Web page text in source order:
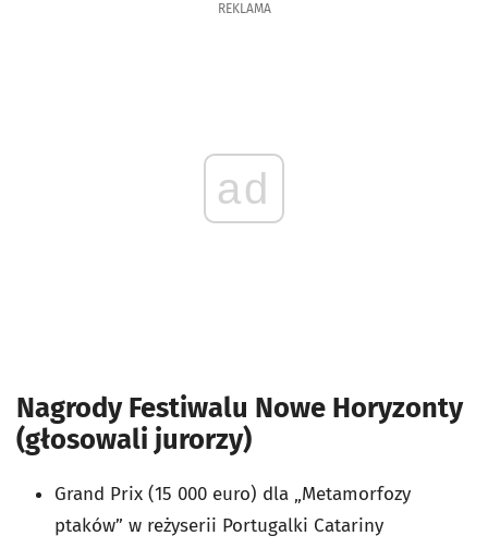
REKLAMA
ad
Nagrody Festiwalu Nowe Horyzonty
(głosowali jurorzy)
Grand Prix (15 000 euro) dla „Metamorfozy
ptaków” w reżyserii Portugalki Catariny